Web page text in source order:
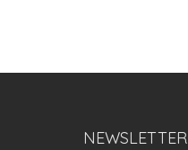
NEWSLETTER